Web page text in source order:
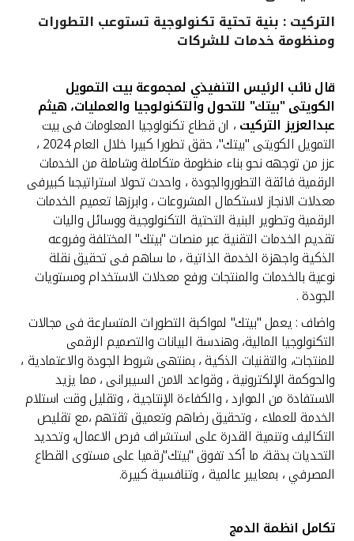
القنوات المصرفية
خدمات ما بعد البيع
اتصل بنا
مواقع الفروع وأجهزة الصرف الآلي
ألمانيا
تركيا
مصر
المملكة المتحدة
مملكة البحرين
التركيت : بنية تحتية تكنولوجية تستوعب التطورات
ومنظومة خدمات للشركات
قال نائب الرئيس التنفيذي لمجموعة بيت التمويل
الكويتى "بيتك" للتحول والتكنولوجيا والعمليات، هيثم
عبدالعزيز التركيت، ان قطاع تكنولوجيا المعلومات فى بيت
التمويل الكويتى "بيتك"، حقق تطورا كبيرا خلال العام 2024 ،
عزز من توجهه نحو بناء منظومة متكاملة وشاملة من الخدمات
الرقمية فائقة التطوروالجودة ، واحدث تحولا استراتيجىا كبيرفى
معدلات الانجاز لاستكمال المشروعات ، وابرزها تعميم الخدمات
الرقمية وتطوير البنية التحتية التكنولوجية ووسائل واليات
تقديم الخدمات التقنية عبر منصات "بيتك" المختلفة وفروعه
الذكية واجهزة الخدمة الذاتية ، ما ساهم فى تحقيق نقلة
نوعية بالخدمات والمنتجات ورفع معدلات الاستخدام ومستويات
الجودة .
واضاف : يعمل "بيتك" لمواكبة التطورات المتسارعة فى مجالات
التكنولوجيا المالية، وهندسة البيانات والتصميم الرقمى
للمنتجات، والتقنيات الذكية ، بمنتهى شروط الجودة والاعتمادية ،
والحوكمة الإلكترونية ، وقواعد الامن السيبرانى ، مما يزيد
الاستفادة من الموارد ، والكفاءة الإنتاجية ، وتقليل وقت استلام
الخدمة للعملاء ، وتحقيق رضاهم وتعميق ثقتهم ،مع تقليص
التكاليف وتنمية القدرة على استشراف فرص الاعمال، وتحديد
التحديات بدقة، ما أكد تفوق "بيتك"رقميا على مستوى القطاع
المصرفي ، بمعايير عالمية ، وتنافسية كبيرة.
تكامل انظمة الدمج